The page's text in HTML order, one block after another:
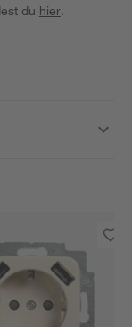
du hier.